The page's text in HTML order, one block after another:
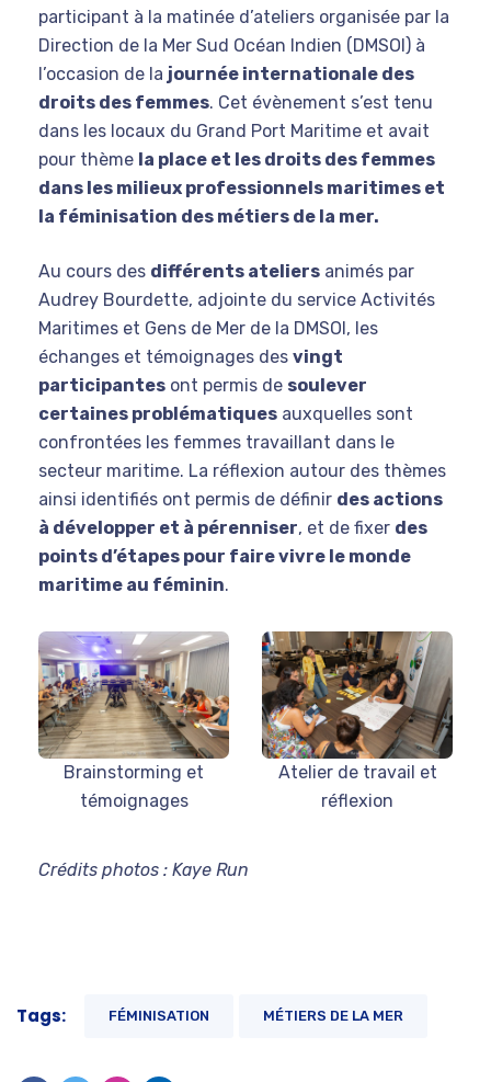
participant à la matinée d’ateliers organisée par la
Direction de la Mer Sud Océan Indien (DMSOI) à
l’occasion de la journée internationale des
droits des femmes. Cet évènement s’est tenu
dans les locaux du Grand Port Maritime et avait
pour thème la place et les droits des femmes
dans les milieux professionnels maritimes et
la féminisation des métiers de la mer.
Au cours des différents ateliers animés par
Audrey Bourdette, adjointe du service Activités
Maritimes et Gens de Mer de la DMSOI, les
échanges et témoignages des vingt
participantes ont permis de soulever
certaines problématiques auxquelles sont
confrontées les femmes travaillant dans le
secteur maritime. La réflexion autour des thèmes
ainsi identifiés ont permis de définir des actions
à développer et à pérenniser, et de fixer des
points d’étapes pour faire vivre le monde
maritime au féminin.
Brainstorming et
témoignages
Atelier de travail et
réflexion
Crédits photos : Kaye Run
Tags: FÉMINISATION MÉTIERS DE LA MER